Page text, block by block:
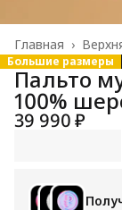
Главная ›
Большие размеры
Пальто
100%
39 990 ₽